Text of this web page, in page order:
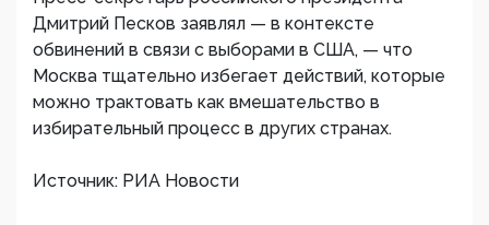
Дмитрий Песков заявлял — в контексте
обвинений в связи с выборами в США, — что
Москва тщательно избегает действий, которые
можно трактовать как вмешательство в
избирательный процесс в других странах.
Источник: РИА Новости